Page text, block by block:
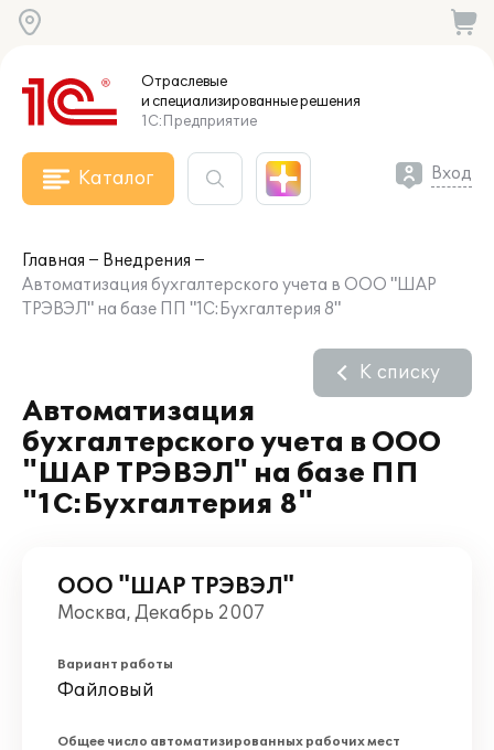
Отраслевые
и специализированныерешения
1С:Предприятие
Каталог Вход
Главная
Внедрения
Автоматизация бухгалтерского учета в ООО "ШАР
ТРЭВЭЛ" на базе ПП "1С:Бухгалтерия 8"
Автоматизация
бухгалтерского учета в ООО
"ШАР ТРЭВЭЛ" на базе ПП
"1С:Бухгалтерия 8"
К списку
ООО "ШАР ТРЭВЭЛ"
Москва, Декабрь 2007
Вариант работы
Файловый
Общее число автоматизированных рабочих мест